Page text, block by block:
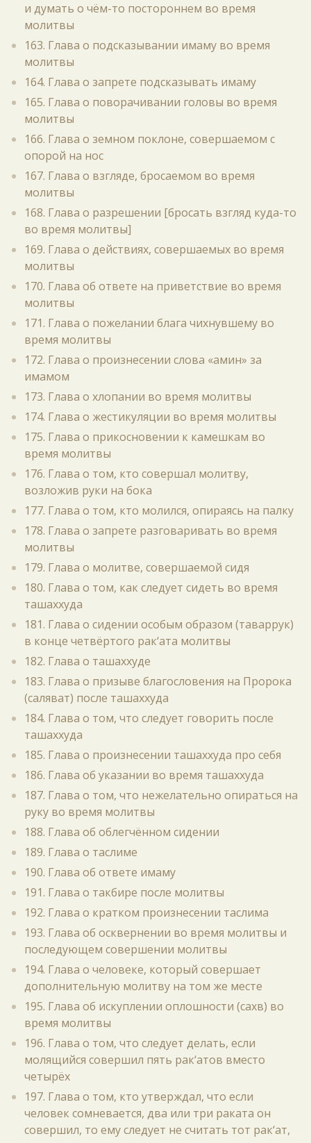
и думать о чём-то постороннем во время
молитвы
163. Глава о подсказывании имаму во время
молитвы
164. Глава о запрете подсказывать имаму
165. Глава о поворачивании головы во время
молитвы
166. Глава о земном поклоне, совершаемом с
опорой на нос
167. Глава о взгляде, бросаемом во время
молитвы
168. Глава о разрешении [бросать взгляд куда-то
во время молитвы]
169. Глава о действиях, совершаемых во время
молитвы
170. Глава об ответе на приветствие во время
молитвы
171. Глава о пожелании блага чихнувшему во
время молитвы
172. Глава о произнесении слова «амин» за
имамом
173. Глава о хлопании во время молитвы
174. Глава о жестикуляции во время молитвы
175. Глава о прикосновении к камешкам во
время молитвы
176. Глава о том, кто совершал молитву,
возложив руки на бока
177. Глава о том, кто молился, опираясь на палку
178. Глава о запрете разговаривать во время
молитвы
179. Глава о молитве, совершаемой сидя
180. Глава о том, как следует сидеть во время
ташаххуда
181. Глава о сидении особым образом (таваррук)
в конце четвёртого рак‘ата молитвы
182. Глава о ташаххуде
183. Глава о призыве благословения на Пророка
(саляват) после ташаххуда
184. Глава о том, что следует говорить после
ташаххуда
185. Глава о произнесении ташаххуда про себя
186. Глава об указании во время ташаххуда
187. Глава о том, что нежелательно опираться на
руку во время молитвы
188. Глава об облегчённом сидении
189. Глава о таслиме
190. Глава об ответе имаму
191. Глава о такбире после молитвы
192. Глава о кратком произнесении таслима
193. Глава об осквернении во время молитвы и
последующем совершении молитвы
194. Глава о человеке, который совершает
дополнительную молитву на том же месте
195. Глава об искуплении оплошности (сахв) во
время молитвы
196. Глава о том, что следует делать, если
молящийся совершил пять рак‘атов вместо
четырёх
197. Глава о том, кто утверждал, что если
человек сомневается, два или три раката он
совершил, то ему следует не считать тот рак‘ат,